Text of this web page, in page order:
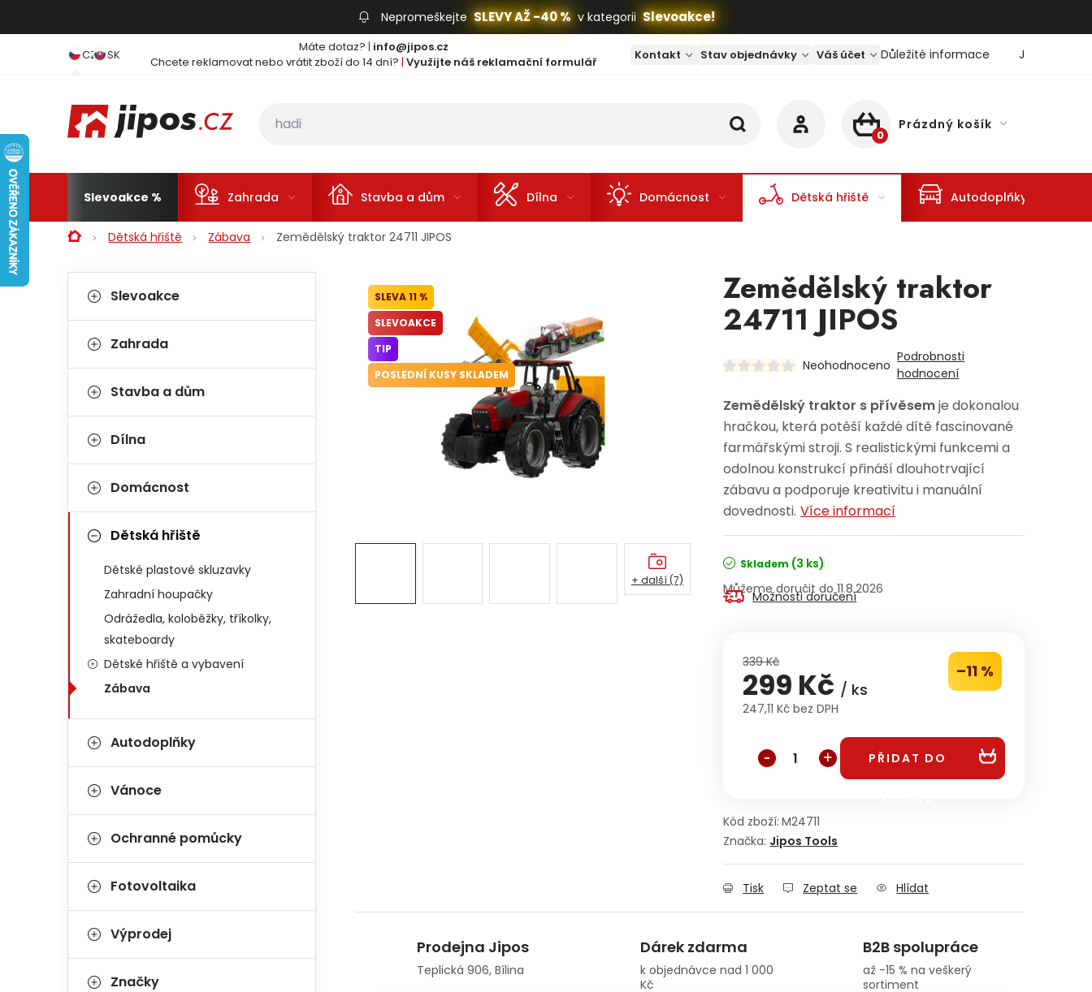
Nepromeškejte SLEVY AŽ -40 % v kategorii Slevoakce!
CZ SK Máte dotaz? | info@jipos.cz
Chcete reklamovat nebo vrátit zboží do 14 dní? | Využijte náš reklamační formulář Kontakt Stav objednávky Váš účet Důležité informace Jaký je
NÁKUPNÍ KOŠÍK
Prázdný košík
Slevoakce Zahrada Stavba a dům Dílna Domácnost Dětská hřiště Autodoplňky
DomůDětská hřiště Zábava Zemědělský traktor 24711 JIPOS
Postranní panel
Kategorie
Slevoakce
Zahrada
Stavba a dům
Dílna
Domácnost
Dětská hřiště
Dětské plastové skluzavky
Zahradní houpačky
Odrážedla, koloběžky, tříkolky,
skateboardy
Dětské hřiště a vybavení
Zábava
Autodoplňky
Vánoce
Ochranné pomůcky
Fotovoltaika
Výprodej
Značky
Zemědělský traktor
24711 JIPOS
Neohodnoceno
Podrobnosti
hodnocení
Zemědělský traktor s přívěsemje dokonalou
hračkou, která potěší každé dítě fascinované
farmářskými stroji. S realistickými funkcemi a
odolnou konstrukcí přináší dlouhotrvající
zábavu a podporuje kreativitu i manuální
dovednosti. Více informací
Skladem (3 ks)
11.8.2026
Možnosti doručení
339 Kč –11 %
299 Kč / ks
247,11 Kč bez DPH
PŘIDAT DO
Kód zboží: M24711
Značka: Jipos Tools
Tisk Zeptat se Hlídat
11 %
SLEVOAKCE
TIP
POSLEDNÍ KUSY SKLADEM
+ další (7)
Prodejna Jipos
Teplická 906, Bílina
Dárek zdarma
k objednávce nad 1 000
Kč
B2B spolupráce
až -15 % na veškerý
sortiment